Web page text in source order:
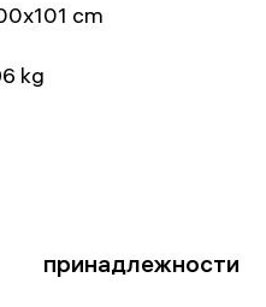
cm
kg
принадлежности